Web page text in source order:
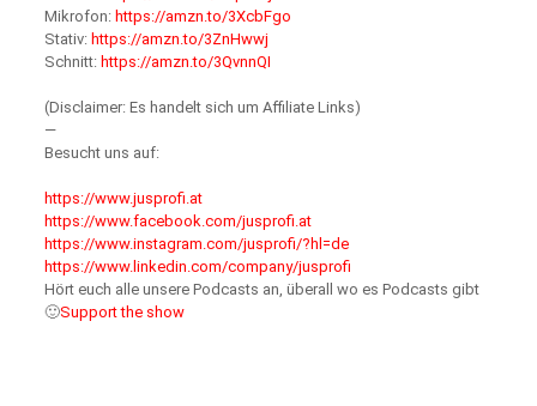
Mikrofon: https://amzn.to/3XcbFgo
Stativ: https://amzn.to/3ZnHwwj
Schnitt: https://amzn.to/3QvnnQI
(Disclaimer: Es handelt sich um Affiliate Links)
—
Besucht uns auf:
https://www.jusprofi.at
https://www.facebook.com/jusprofi.at
https://www.instagram.com/jusprofi/?hl=de
https://www.linkedin.com/company/jusprofi
Hört euch alle unsere Podcasts an, überall wo es Podcasts gibt
🙂Support the show